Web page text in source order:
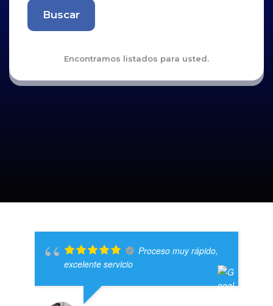
Buscar
Encontramos listados para usted.
Proceso muy rápido,
excelente servicio